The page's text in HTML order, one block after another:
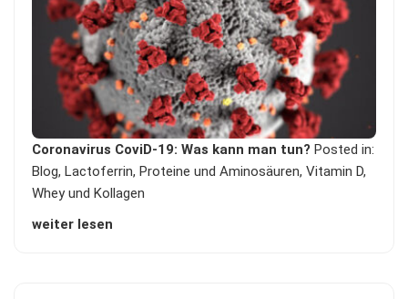
Coronavirus CoviD-19: Was kann man tun? Posted in:
Blog,Lactoferrin,Proteine und Aminosäuren,Vitamin D,
Whey und Kollagen
weiter lesen